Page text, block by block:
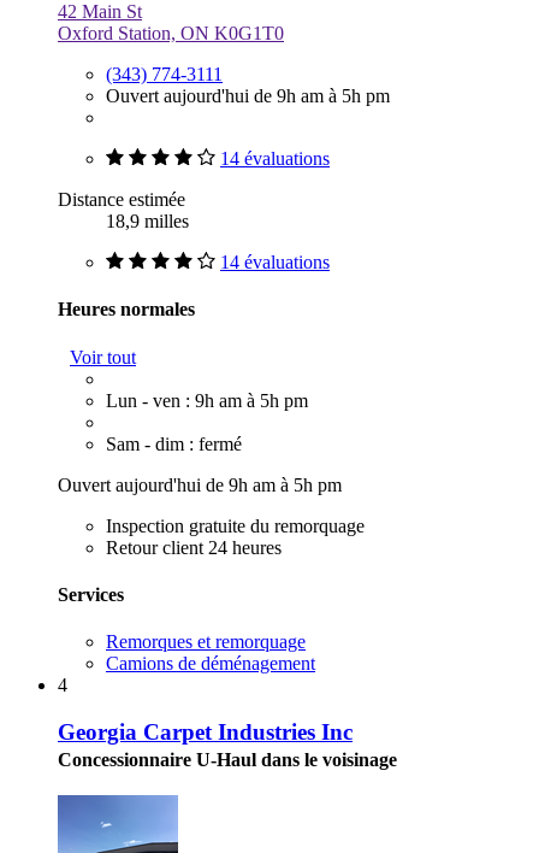
42 Main St
Oxford Station, ON K0G1T0
(343) 774-3111
Ouvert aujourd'hui de 9h am à 5h pm
14 évaluations
Distance estimée
18,9 milles
14 évaluations
Heures normales
Voir tout
Lun - ven : 9h am à 5h pm
Sam - dim : fermé
Ouvert aujourd'hui de 9h am à 5h pm
Inspection gratuite du remorquage
Retour client 24 heures
Services
Remorques et remorquage
Camions de déménagement
4
Georgia Carpet Industries Inc
Concessionnaire U-Haul dans le voisinage